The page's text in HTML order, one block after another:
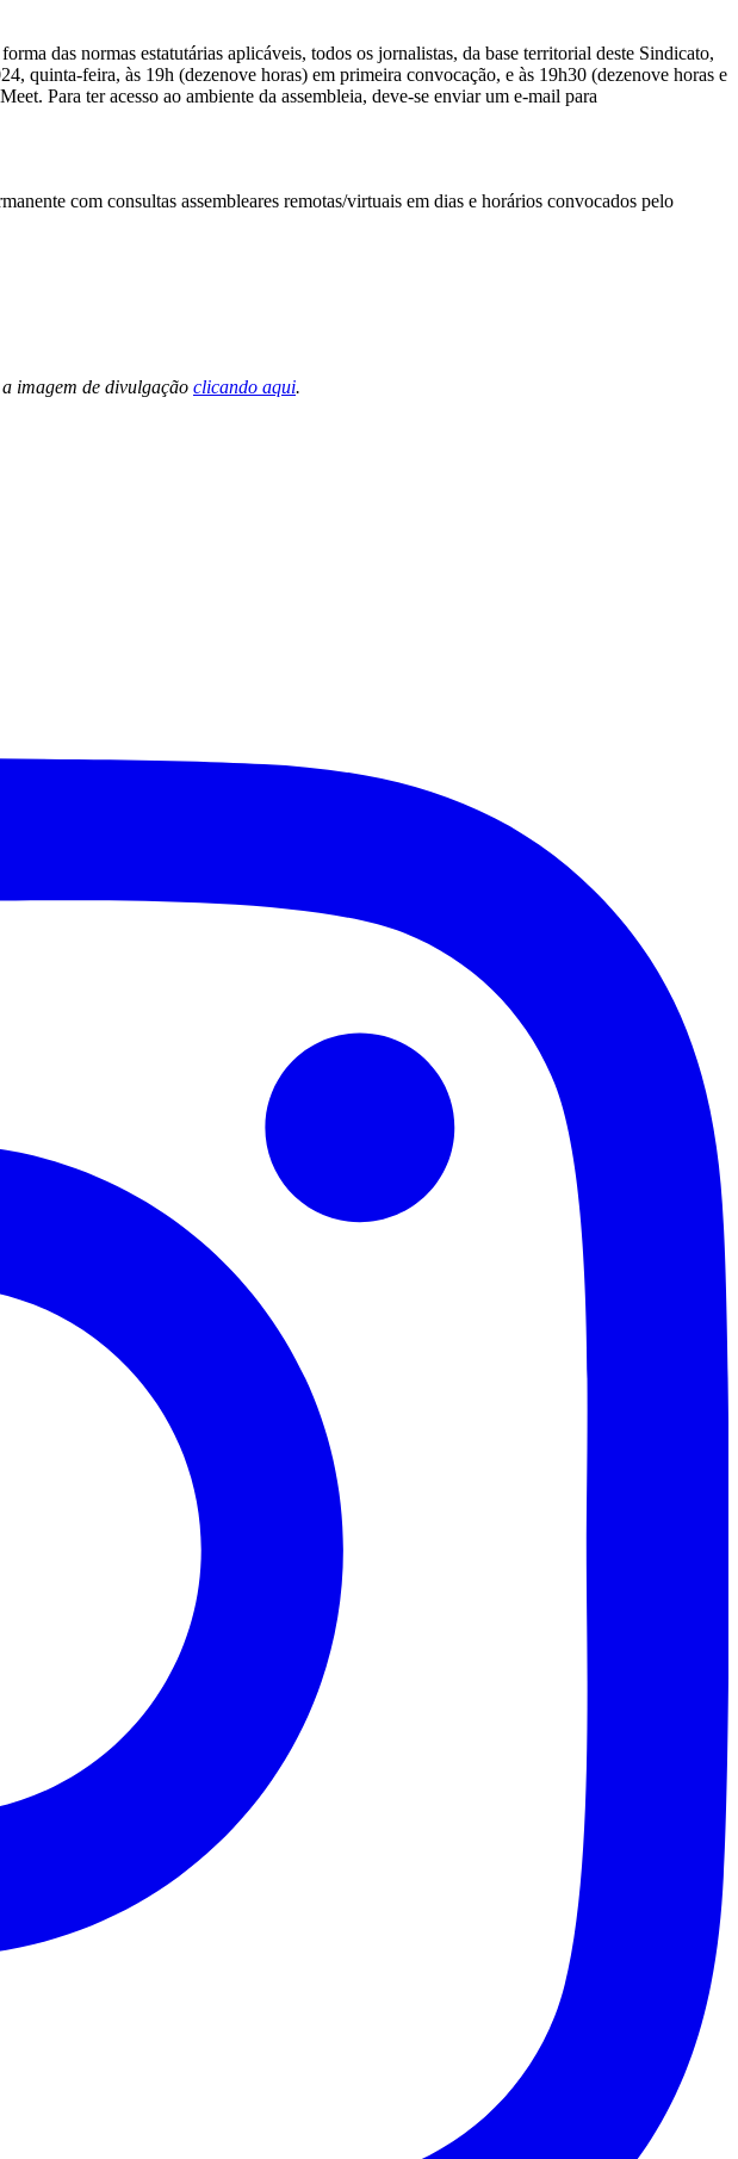
das normas estatutárias aplicáveis, todos os jornalistas, da base territorial deste Sindicato,
quinta-feira, às 19h (dezenove horas) em primeira convocação, e às 19h30 (dezenove horas e
Para ter acesso ao ambiente da assembleia, deve-se enviar um e-mail para
com consultas assembleares remotas/virtuais em dias e horários convocados pelo
imagem de divulgação clicando aqui.